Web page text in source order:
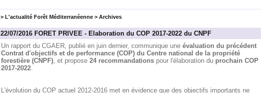
> L'actualité Forêt Méditerranéenne> Archives
22/07/2016 FORET PRIVEE - Elaboration du COP 2017-2022 du CNPF
Un rapport du CGAER, publié en juin dernier, communique une évaluation du précédent
Contrat d'objectifs et de performance (COP) du Centre national de la propriété
forestière (CNPF), et propose 24 recommandationspour l'élaboration du prochain COP
2017-2022.
L'évolution du COP actuel 2012-2016 met en évidence que des objectifs importants ne